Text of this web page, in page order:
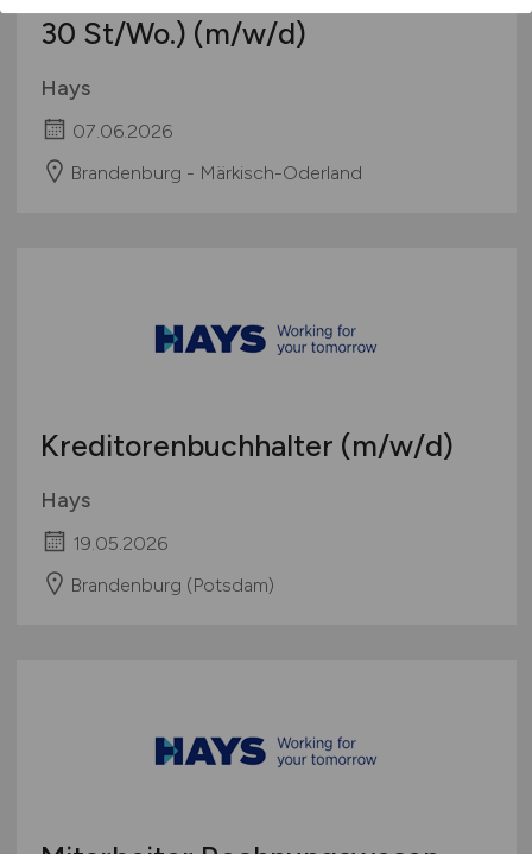
Teamleiter/Experte Payroll (min.
30 St/Wo.)
Hays
Kreditorenbuchhalter
Hays